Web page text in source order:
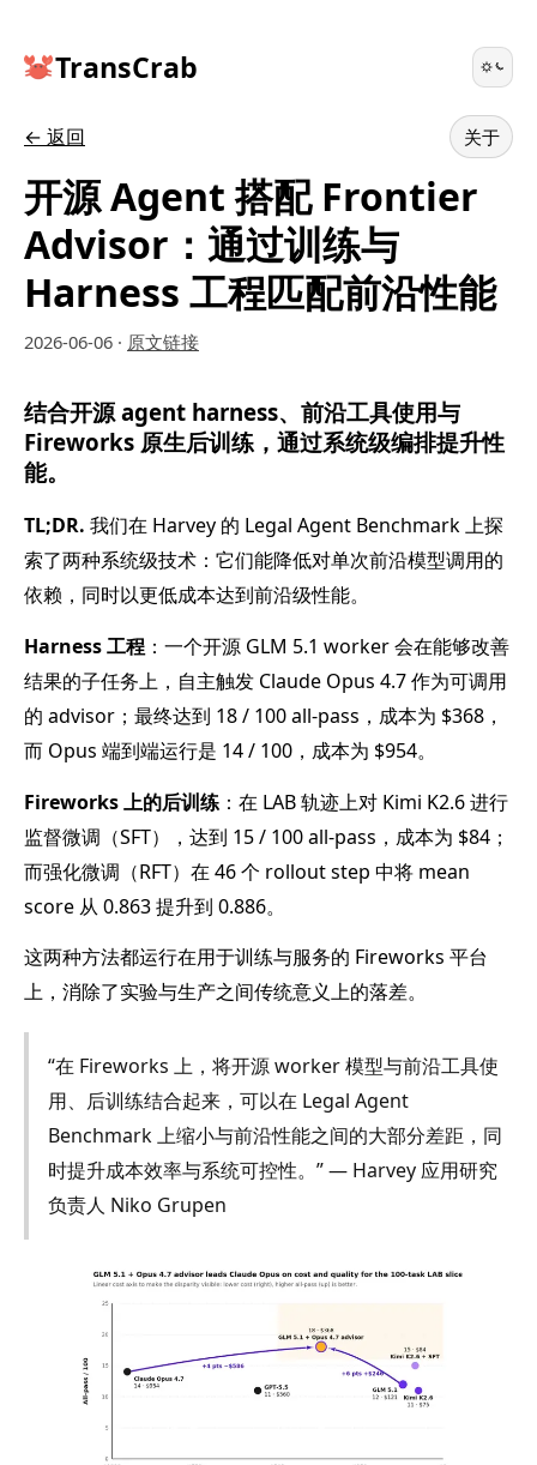
TransCrab
← 返回 关于
开源 Agent 搭配 Frontier
Advisor：通过训练与
Harness 工程匹配前沿性能
2026-06-06 · 原文链接
结合开源 agent harness、前沿工具使用与
Fireworks 原生后训练，通过系统级编排提升性
能。
TL;DR. 我们在 Harvey 的 Legal Agent Benchmark 上探
索了两种系统级技术：它们能降低对单次前沿模型调用的
依赖，同时以更低成本达到前沿级性能。
Harness 工程 ：一个开源 GLM 5.1 worker 会在能够改善
结果的子任务上，自主触发 Claude Opus 4.7 作为可调用
的 advisor；最终达到 18 / 100 all-pass，成本为 $368，
而 Opus 端到端运行是 14 / 100，成本为 $954。
Fireworks 上的后训练 ：在 LAB 轨迹上对 Kimi K2.6 进行
监督微调（SFT），达到 15 / 100 all-pass，成本为 $84；
而强化微调（RFT）在 46 个 rollout step 中将 mean
score 从 0.863 提升到 0.886。
这两种方法都运行在用于训练与服务的 Fireworks 平台
上，消除了实验与生产之间传统意义上的落差。
“在 Fireworks 上，将开源 worker 模型与前沿工具使
用、后训练结合起来，可以在 Legal Agent
Benchmark 上缩小与前沿性能之间的大部分差距，同
时提升成本效率与系统可控性。” — Harvey 应用研究
负责人 Niko Grupen